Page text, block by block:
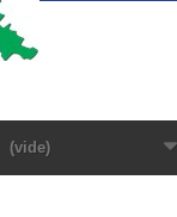
(vide)